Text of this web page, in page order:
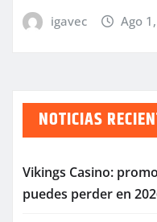
igavec Ago
NOTICIAS
Vikings Casino:
puedes perder en